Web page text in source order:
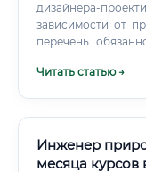
дизайнера-
зависимости от
перечень
заказчиком:
Читать статью →
Инженер
месяца курсов